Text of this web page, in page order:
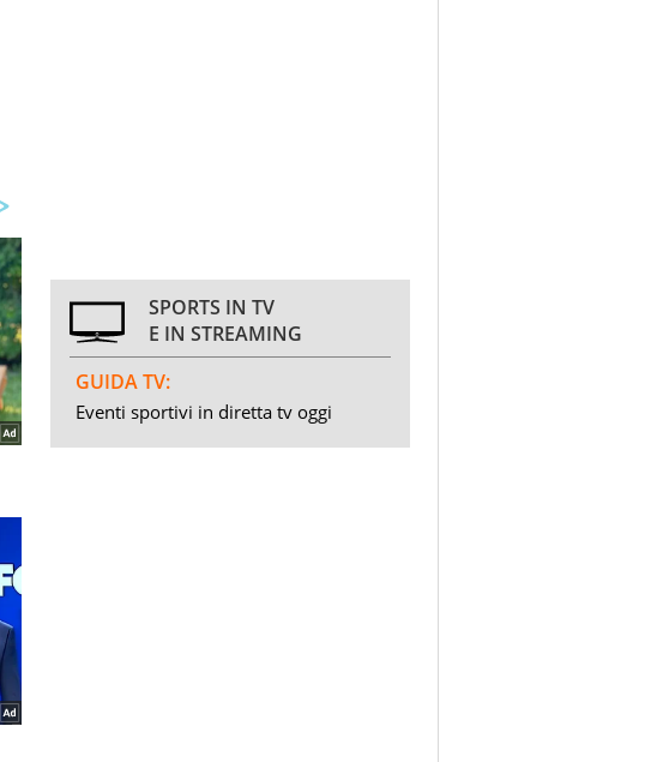
SPORTS IN TV
E IN STREAMING
GUIDA TV:
Eventi sportivi in diretta tv oggi